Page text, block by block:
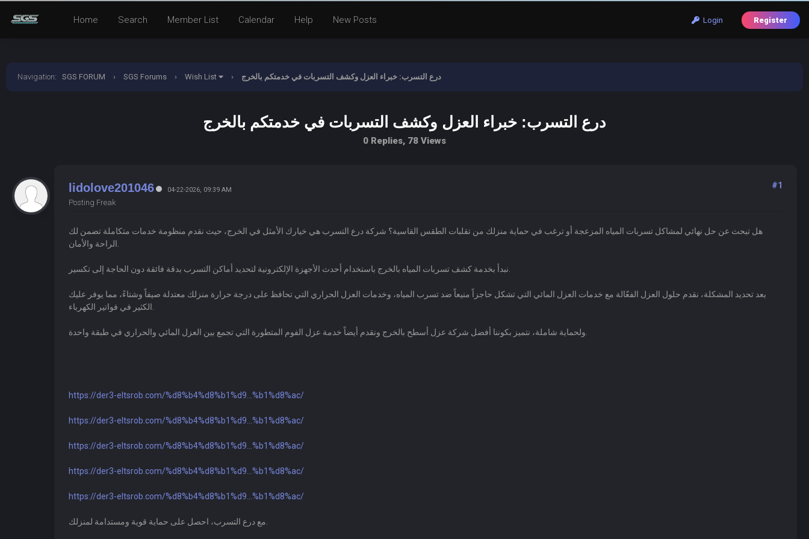
Login Register
Home Search Member List Calendar Help New Posts
Navigation: SGS FORUM › SGS Forums › Wish List › درع التسرب: خبراء العزل وكشف التسربات في خدمتكم بالخرج
درع التسرب: خبراء العزل وكشف التسربات في خدمتكم بالخرج
0 Replies, 78 Views
lidolove201046 04-22-2026, 09:39 AM
Posting Freak
#1
هل تبحث عن حل نهائي لمشاكل تسربات المياه المزعجة أو ترغب في حماية منزلك من تقلبات الطقس القاسية؟ شركة درع التسرب هي خيارك الأمثل في الخرج، حيث نقدم منظومة خدمات متكاملة تضمن لك
بعد تحديد المشكلة، نقدم حلول العزل الفعّالة مع خدمات العزل المائي التي تشكل حاجزاً منيعاً ضد تسرب المياه، وخدمات العزل الحراري التي تحافظ على درجة حرارة منزلك معتدلة صيفاً وشتاءً، مما يوفر عليك
https://der3-eltsrob.com/%d8%b4%d8%b1%d9...%b1%d8%ac/
https://der3-eltsrob.com/%d8%b4%d8%b1%d9...%b1%d8%ac/
https://der3-eltsrob.com/%d8%b4%d8%b1%d9...%b1%d8%ac/
https://der3-eltsrob.com/%d8%b4%d8%b1%d9...%b1%d8%ac/
https://der3-eltsrob.com/%d8%b4%d8%b1%d9...%b1%d8%ac/